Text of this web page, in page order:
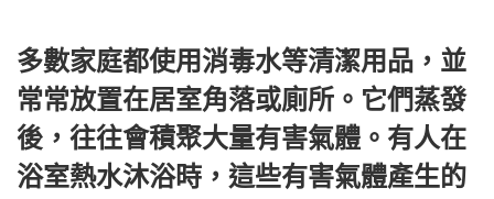
多數家庭都使用消毒水等清潔用品，並
常常放置在居室角落或廁所。它們蒸發
後，往往會積聚大量有害氣體。有人在
浴室熱水沐浴時，這些有害氣體產生的